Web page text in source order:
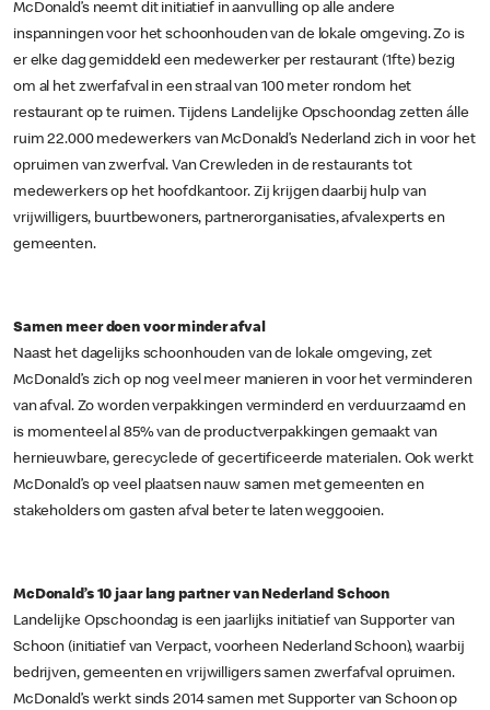
McDonald’s neemt dit initiatief in aanvulling op alle andere
inspanningen voor het schoonhouden van de lokale omgeving. Zo is
er elke dag gemiddeld een medewerker per restaurant (1fte) bezig
om al het zwerfafval in een straal van 100 meter rondom het
restaurant op te ruimen. Tijdens Landelijke Opschoondag zetten álle
ruim 22.000 medewerkers van McDonald’s Nederland zich in voor het
opruimen van zwerfval. Van Crewleden in de restaurants tot
medewerkers op het hoofdkantoor. Zij krijgen daarbij hulp van
vrijwilligers, buurtbewoners, partnerorganisaties, afvalexperts en
gemeenten.
Samen meer doen voor minder afval
Naast het dagelijks schoonhouden van de lokale omgeving, zet
McDonald’s zich op nog veel meer manieren in voor het verminderen
van afval. Zo worden verpakkingen verminderd en verduurzaamd en
is momenteel al 85% van de productverpakkingen gemaakt van
hernieuwbare, gerecyclede of gecertificeerde materialen. Ook werkt
McDonald’s op veel plaatsen nauw samen met gemeenten en
stakeholders om gasten afval beter te laten weggooien.
McDonald’s 10 jaar lang partner van Nederland Schoon
Landelijke Opschoondag is een jaarlijks initiatief van Supporter van
Schoon (initiatief van Verpact, voorheen Nederland Schoon), waarbij
bedrijven, gemeenten en vrijwilligers samen zwerfafval opruimen.
McDonald’s werkt sinds 2014 samen met Supporter van Schoon op